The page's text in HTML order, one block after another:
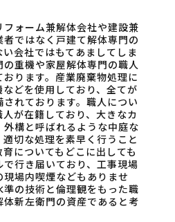
ォーム兼解体会社や建設兼
ではなく戸建て解体専門の
会社ではもてあましてしま
の重機や家屋解体専門の職人
ります。産業廃棄物処理に
どを使用しており、全てが
れております。職人につい
が在籍しており、大きなカ
構と呼ばれるような中庭な
切な処理を素早く行うこと
についてもどこに出しても
行き届いており、工事現場
場内喫煙などもありませ
の技術と倫理観をもった職
新左衛門の資産であると考